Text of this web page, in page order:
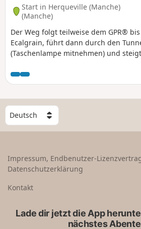
Start in Herqueville (Manche)
(Manche)
Der Weg folgt teilweise dem GPR®
Ecalgrain, führt dann durch den
(Taschenlampe mitnehmen) und
Überreste dieses Bauwerks aus dem
sehen und bietet einen schönen
W
h
e
n
Impressum, Endbenutzer-
Datenschutzerklärung
Kontakt
Lade dir jetzt die App
nächstes